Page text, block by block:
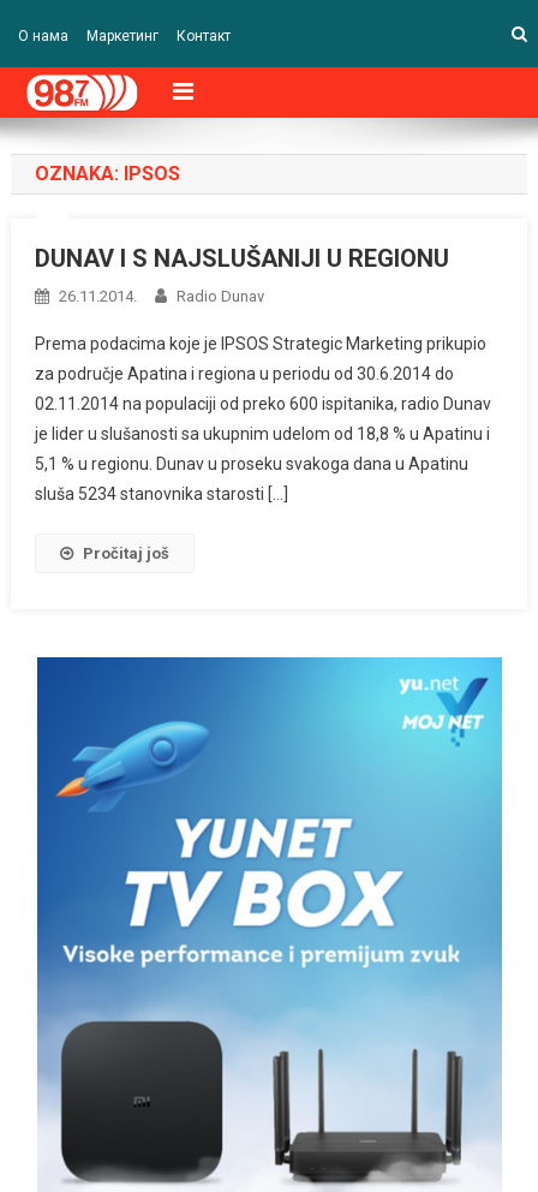
О нама Маркетинг Контакт
OZNAKA: IPSOS
DUNAV I S NAJSLUŠANIJI U REGIONU
26.11.2014. Radio Dunav
Prema podacima koje je IPSOS Strategic Marketing prikupio
za područje Apatina i regiona u periodu od 30.6.2014 do
02.11.2014 na populaciji od preko 600 ispitanika, radio Dunav
je lider u slušanosti sa ukupnim udelom od 18,8 % u Apatinu i
5,1 % u regionu. Dunav u proseku svakoga dana u Apatinu
sluša 5234 stanovnika starosti […]
Pročitaj još